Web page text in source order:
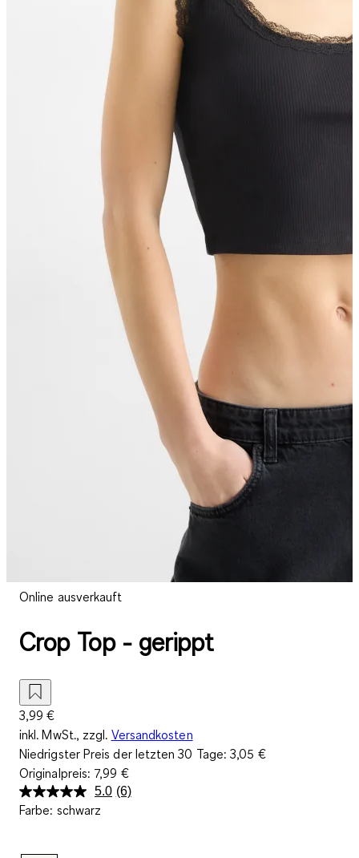
Online ausverkauft
Crop Top - gerippt
3,99 €
inkl. MwSt., zzgl. Versandkosten
Niedrigster Preis der letzten 30 Tage:3,05 €
Originalpreis: 7,99 €
5.0 6
(6)
Farbe: schwarz